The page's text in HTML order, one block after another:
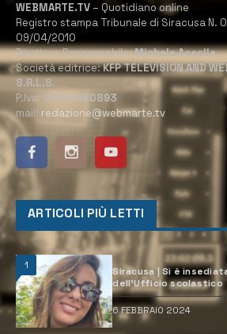
WEBMARTE.TV – Quotidiano online
Registro stampa Tribunale di Siracusa N.
09/04/2010
Direttore Responsabile:Michele Accolla
Società editrice:KFP TELEVISION AND
S.R.L.S.
P.Iva: 02184950893
mail: redazione@webmarte.tv
ARTICOLI PIÙ LETTI
1
Siracusa | Si è
dell’Ufficio scolastico
6 FEBBRAIO 2024